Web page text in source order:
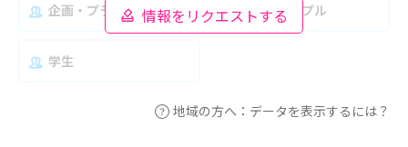
情報をリクエストする
企画・プランナー 夫婦・カップル
学生
地域の方へ：データを表示するには？